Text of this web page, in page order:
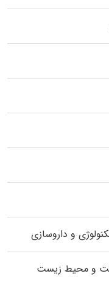
و داروسازی
و محیط زیست